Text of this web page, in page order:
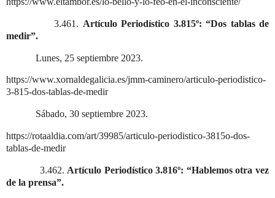
3.461. Artículo Periodístico 3.815º: “Dos tablas de
medir”.
Lunes, 25 septiembre 2023.
https://www.xornaldegalicia.es/jmm-caminero/articulo-periodistico-
3-815-dos-tablas-de-medir
Sábado, 30 septiembre 2023.
https://rotaaldia.com/art/39985/articulo-periodistico-3815o-dos-
tablas-de-medir
3.462. Artículo Periodístico 3.816º: “Hablemos otra vez
de la prensa”.